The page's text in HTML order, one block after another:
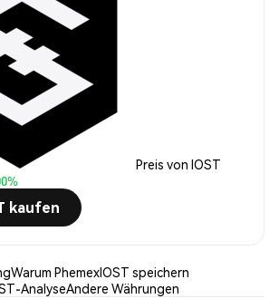
Preis von IOST
kaufen
Warum PhemexIOST speichern
AnalyseAndere Währungen